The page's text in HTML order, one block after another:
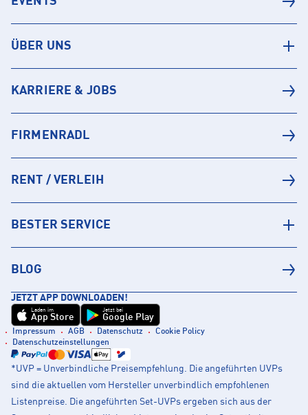
ÜBER UNS
KARRIERE & JOBS
FIRMENRADL
RENT / VERLEIH
BESTER SERVICE
BLOG
JETZT APP DOWNLOADEN!
Laden im
App Store
Jetzt bei
Google Play
Impressum AGB Datenschutz
Cookie Policy
Datenschutzeinstellungen
*UVP = Unverbindliche Preisempfehlung. Die angeführten UVPs
sind die aktuellen vom Hersteller unverbindlich empfohlenen
Listenpreise. Die angeführten Set-UVPs ergeben sich aus der